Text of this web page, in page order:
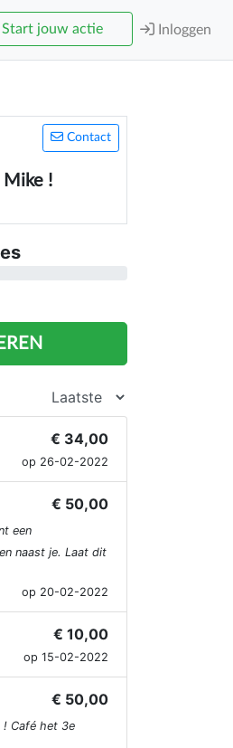
Start jouw actie Inloggen
Contact
Mike !
€ 34,00
op 26-02-2022
€ 50,00
een
naast je. Laat dit
op 20-02-2022
€ 10,00
op 15-02-2022
€ 50,00
Café het 3e